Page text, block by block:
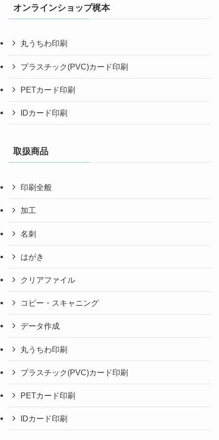
オンラインショップ梶本
丸うちわ印刷
プラスチック(PVC)カード印刷
PETカード印刷
IDカード印刷
取扱商品
印刷全般
加工
名刺
はがき
クリアファイル
コピー・スキャニング
データ作成
丸うちわ印刷
プラスチック(PVC)カード印刷
PETカード印刷
IDカード印刷